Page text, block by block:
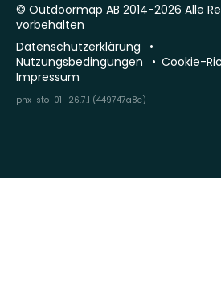
© Outdoormap AB 2014-2026 Alle
vorbehalten
Datenschutzerklärung
Nutzungsbedingungen
Cookie-
Impressum
phx-sto-01 · 26.7.1 (449747a8c)